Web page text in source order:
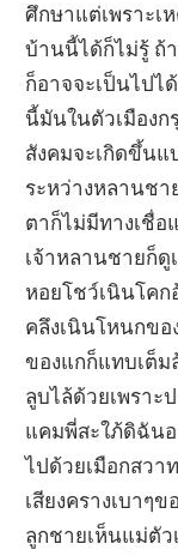
ศึกษาแต่เพราะเ
บ้านนี้ได้ก็ไม่รู้ ถ้
ก็อาจจะเป็นไปไ
นี้มันในตัวเมืองก
สังคมจะเกิดขึ้น
ระหว่างหลานชา
ตาก็ไม่มีทางเชื่อ
เจ้าหลานชายก็
หอยโชว์เนินโคก
คลึงเนินโหนกขอ
ของแกก็แทบเต็
ลูบไล้ด้วยเพราะ
แคมพี่สะใภ้ดิฉัน
ไปด้วยเมือกสวา
เสียงครางเบาๆ
ลูกชายเห็นแม่ตัว